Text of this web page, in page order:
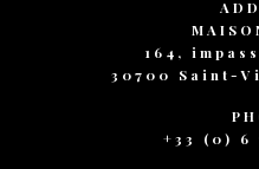
164,
30700 Saint-
+33 (0) 6